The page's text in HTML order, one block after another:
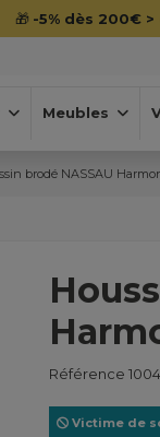
🎁 -5% dès 200€ >
Meubles
brodé NASSAU
Référence
Victime de